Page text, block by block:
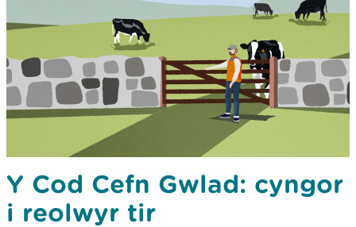
Y Cod Cefn Gwlad: cyngor
i reolwyr tir